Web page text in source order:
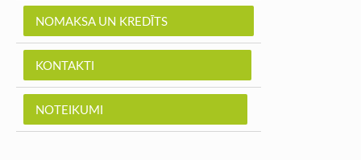
NOMAKSA UN KREDĪTS
KONTAKTI
NOTEIKUMI